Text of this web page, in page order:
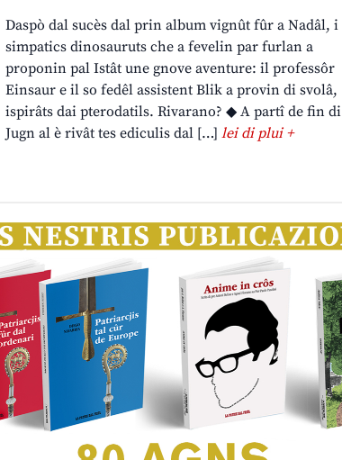
Daspò dal sucès dal prin album vignût fûr a Nadâl, i
simpatics dinosauruts che a fevelin par furlan a
proponin pal Istât une gnove aventure: il professôr
Einsaur e il so fedêl assistent Blik a provin di svolâ,
ispirâts dai pterodatils. Rivarano? ◆ A partî de fin di
Jugn al è rivât tes ediculis dal […] lei di plui +